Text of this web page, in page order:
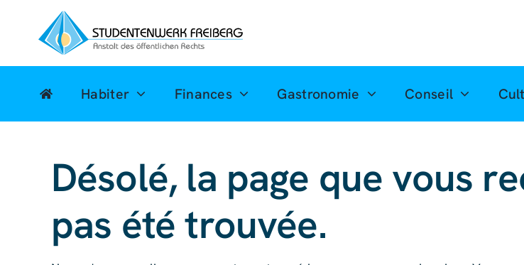
content
Habiter Finances Gastronomie Conseil
Désolé, la page que vous
pas été trouvée.